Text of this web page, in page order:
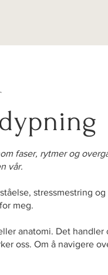
faser, rytmer og
vår.
stressmestring
meg.
anatomi. Det handler
oss. Om å navigere